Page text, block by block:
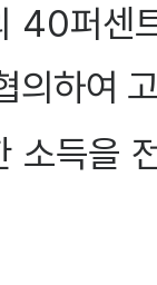
40퍼센
의하여
소득을